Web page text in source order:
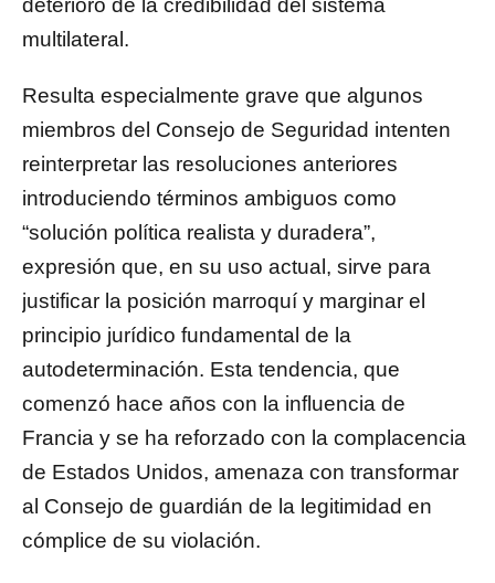
deterioro de la credibilidad del sistema
multilateral.
Resulta especialmente grave que algunos
miembros del Consejo de Seguridad intenten
reinterpretar las resoluciones anteriores
introduciendo términos ambiguos como
“solución política realista y duradera”,
expresión que, en su uso actual, sirve para
justificar la posición marroquí y marginar el
principio jurídico fundamental de la
autodeterminación. Esta tendencia, que
comenzó hace años con la influencia de
Francia y se ha reforzado con la complacencia
de Estados Unidos, amenaza con transformar
al Consejo de guardián de la legitimidad en
cómplice de su violación.